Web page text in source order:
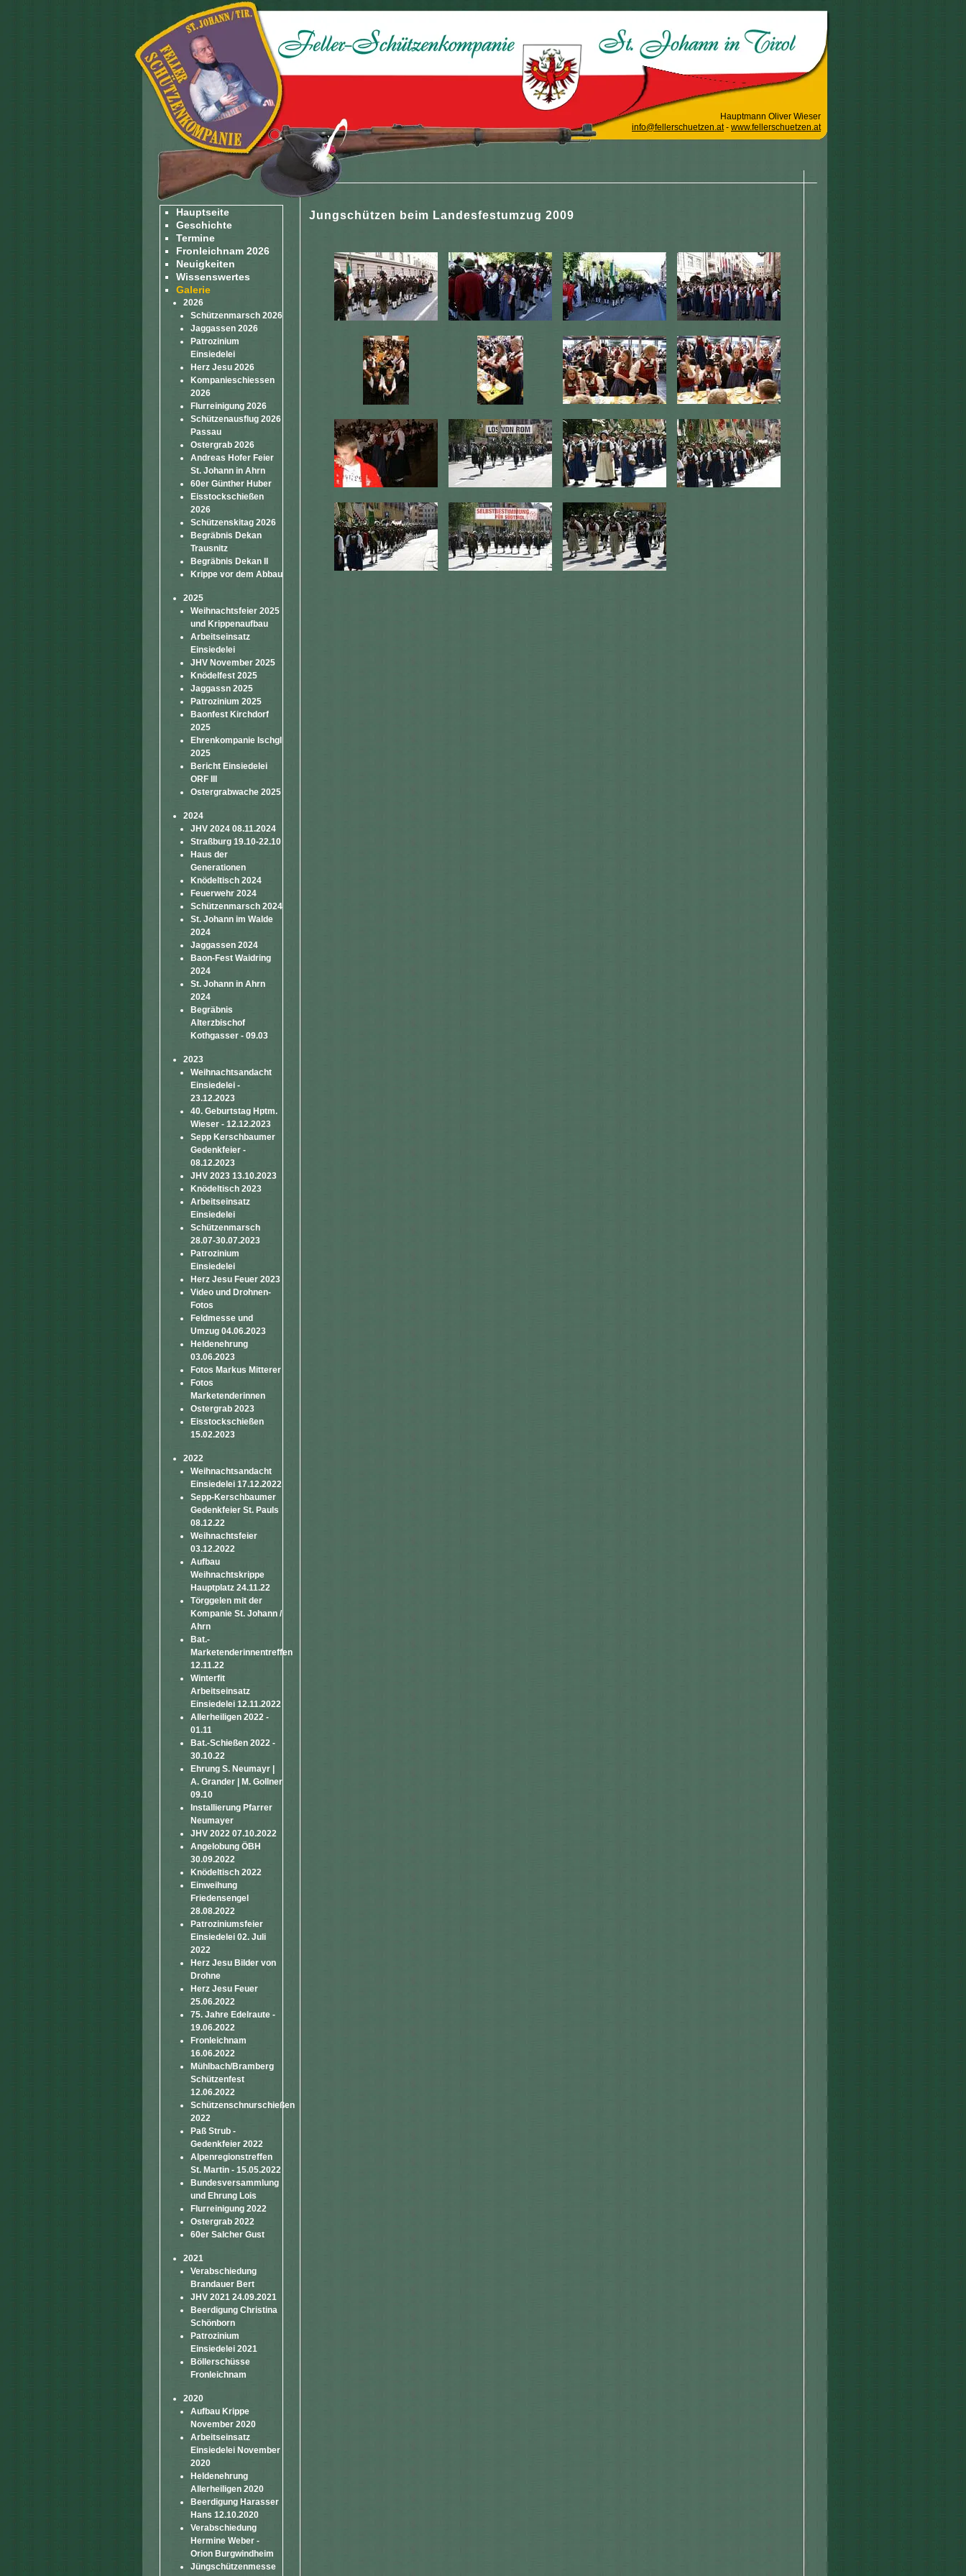
Hauptmann Oliver Wieser
info@fellerschuetzen.at- www.fellerschuetzen.at
Hauptseite
Geschichte
Termine
Fronleichnam 2026
Neuigkeiten
Wissenswertes
Galerie
2026
Schützenmarsch 2026
Jaggassen 2026
Patrozinium
Einsiedelei
Herz Jesu 2026
Kompanieschiessen
2026
Flurreinigung 2026
Schützenausflug 2026
Passau
Ostergrab 2026
Andreas Hofer Feier
St. Johann in Ahrn
60er Günther Huber
Eisstockschießen
2026
Schützenskitag 2026
Begräbnis Dekan
Trausnitz
Begräbnis Dekan II
Krippe vor dem Abbau
2025
Weihnachtsfeier 2025
und Krippenaufbau
Arbeitseinsatz
Einsiedelei
JHV November 2025
Knödelfest 2025
Jaggassn 2025
Patrozinium 2025
Baonfest Kirchdorf
2025
Ehrenkompanie Ischgl
2025
Bericht Einsiedelei
ORF III
Ostergrabwache 2025
2024
JHV 2024 08.11.2024
Straßburg 19.10-22.10
Haus der
Generationen
Knödeltisch 2024
Feuerwehr 2024
Schützenmarsch 2024
St. Johann im Walde
2024
Jaggassen 2024
Baon-Fest Waidring
2024
St. Johann in Ahrn
2024
Begräbnis
Alterzbischof
Kothgasser - 09.03
2023
Weihnachtsandacht
Einsiedelei -
23.12.2023
40. Geburtstag Hptm.
Wieser - 12.12.2023
Sepp Kerschbaumer
Gedenkfeier -
08.12.2023
JHV 2023 13.10.2023
Knödeltisch 2023
Arbeitseinsatz
Einsiedelei
Schützenmarsch
28.07-30.07.2023
Patrozinium
Einsiedelei
Herz Jesu Feuer 2023
Video und Drohnen-
Fotos
Feldmesse und
Umzug 04.06.2023
Heldenehrung
03.06.2023
Fotos Markus Mitterer
Fotos
Marketenderinnen
Ostergrab 2023
Eisstockschießen
15.02.2023
2022
Weihnachtsandacht
Einsiedelei 17.12.2022
Sepp-Kerschbaumer
Gedenkfeier St. Pauls
08.12.22
Weihnachtsfeier
03.12.2022
Aufbau
Weihnachtskrippe
Hauptplatz 24.11.22
Törggelen mit der
Kompanie St. Johann /
Ahrn
Bat.-
Marketenderinnentreffen
12.11.22
Winterfit
Arbeitseinsatz
Einsiedelei 12.11.2022
Allerheiligen 2022 -
01.11
Bat.-Schießen 2022 -
30.10.22
Ehrung S. Neumayr |
A. Grander | M. Gollner
09.10
Installierung Pfarrer
Neumayer
JHV 2022 07.10.2022
Angelobung ÖBH
30.09.2022
Knödeltisch 2022
Einweihung
Friedensengel
28.08.2022
Patroziniumsfeier
Einsiedelei 02. Juli
2022
Herz Jesu Bilder von
Drohne
Herz Jesu Feuer
25.06.2022
75. Jahre Edelraute -
19.06.2022
Fronleichnam
16.06.2022
Mühlbach/Bramberg
Schützenfest
12.06.2022
Schützenschnurschießen
2022
Paß Strub -
Gedenkfeier 2022
Alpenregionstreffen
St. Martin - 15.05.2022
Bundesversammlung
und Ehrung Lois
Flurreinigung 2022
Ostergrab 2022
60er Salcher Gust
2021
Verabschiedung
Brandauer Bert
JHV 2021 24.09.2021
Beerdigung Christina
Schönborn
Patrozinium
Einsiedelei 2021
Böllerschüsse
Fronleichnam
2020
Aufbau Krippe
November 2020
Arbeitseinsatz
Einsiedelei November
2020
Heldenehrung
Allerheiligen 2020
Beerdigung Harasser
Hans 12.10.2020
Verabschiedung
Hermine Weber -
Orion Burgwindheim
Jüngschützenmesse
Jungschützen beim Landesfestumzug 2009